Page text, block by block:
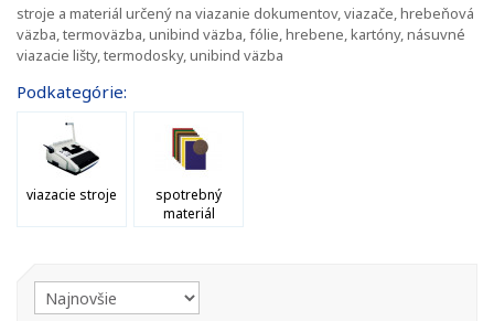
stroje a materiál určený na viazanie dokumentov, viazače, hrebeňová
väzba, termoväzba, unibind väzba, fólie, hrebene, kartóny, násuvné
viazacie lišty, termodosky, unibind väzba
Podkategórie:
viazacie stroje
spotrebný
materiál